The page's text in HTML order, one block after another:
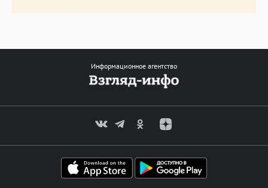
Информационное агентство